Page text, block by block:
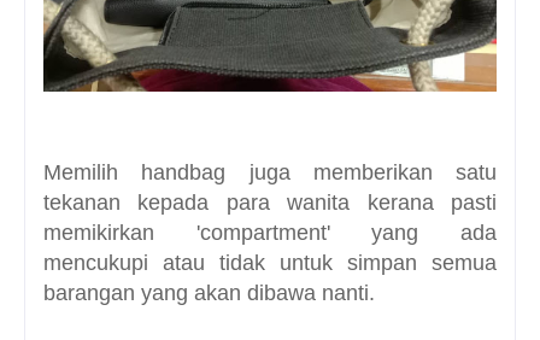
Memilih handbag juga memberikan satu
tekanan kepada para wanita kerana pasti
memikirkan 'compartment' yang ada
mencukupi atau tidak untuk simpan semua
barangan yang akan dibawa nanti.